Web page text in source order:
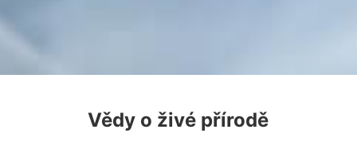
Vědy o živé přírodě